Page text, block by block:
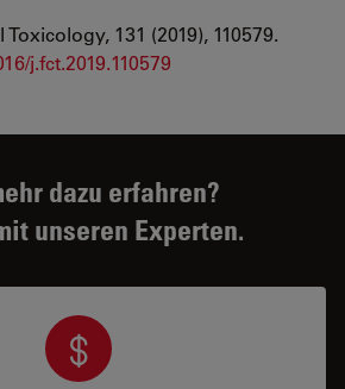
131 (2019), 110579.
j.fct.2019.110579
dazu erfahren?
unseren Experten.